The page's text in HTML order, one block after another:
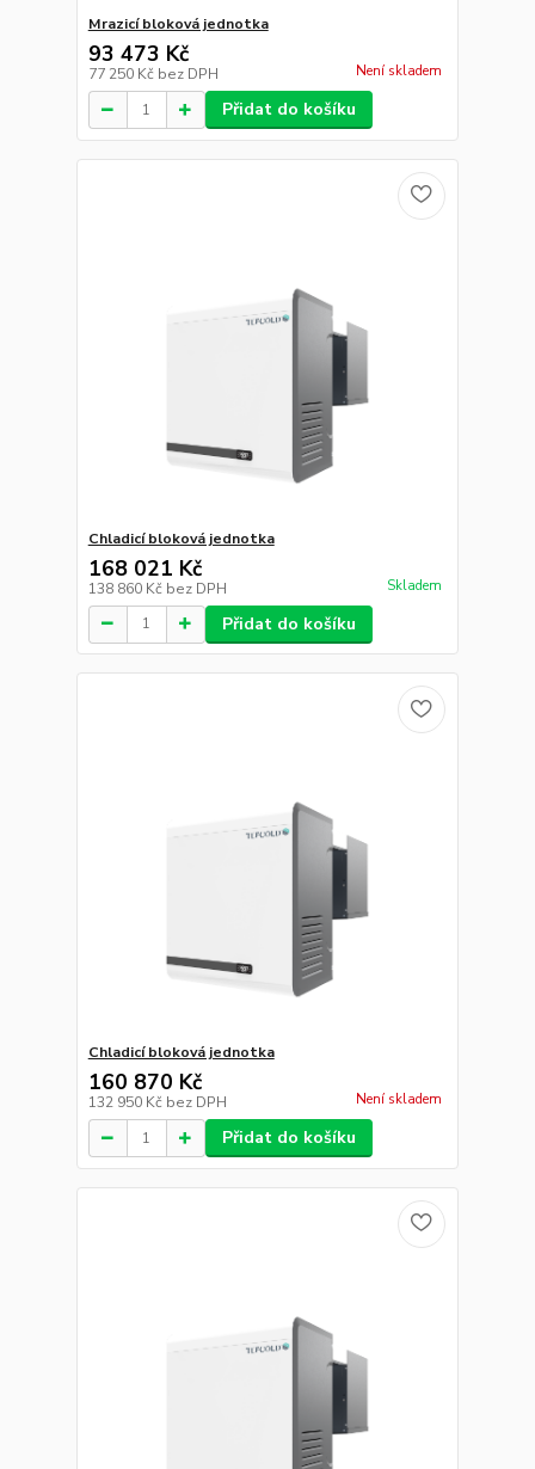
Mrazicí bloková jednotka
93 473 Kč
77 250 Kč bez DPH Není skladem
Přidat do košíku
Chladicí bloková jednotka
168 021 Kč
138 860 Kč bez DPH Skladem
Přidat do košíku
Chladicí bloková jednotka
160 870 Kč
132 950 Kč bez DPH Není skladem
Přidat do košíku